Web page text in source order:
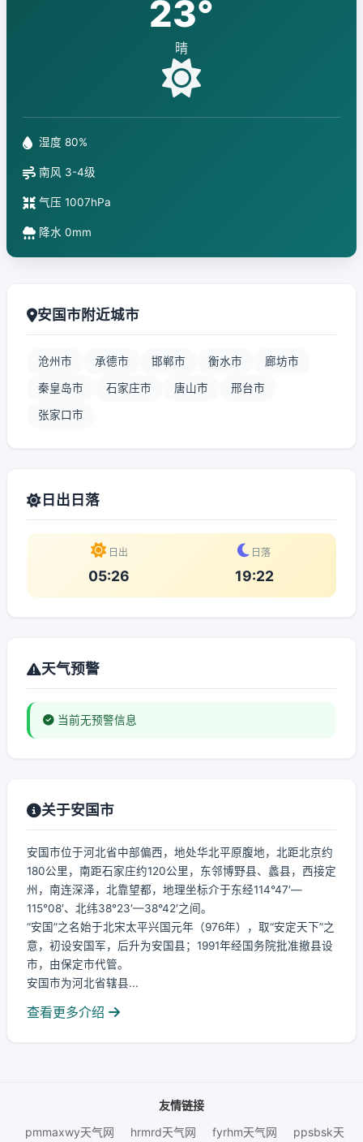
23°
晴
湿度 80%
南风 3-4级
气压 1007hPa
降水 0mm
安国市附近城市
沧州市 承德市 邯郸市 衡水市 廊坊市
秦皇岛市 石家庄市 唐山市 邢台市
张家口市
日出日落
日出
05:26
日落
19:22
天气预警
当前无预警信息
关于安国市
安国市位于河北省中部偏西，地处华北平原腹地，北距北京约
180公里，南距石家庄约120公里，东邻博野县、蠡县，西接定
州，南连深泽，北靠望都，地理坐标介于东经114°47′—
115°08′、北纬38°23′—38°42′之间。
“安国”之名始于北宋太平兴国元年（976年），取“安定天下”之
意，初设安国军，后升为安国县；1991年经国务院批准撤县设
市，由保定市代管。
安国市为河北省辖县...
查看更多介绍
友情链接
pmmaxwy天气网
hrmrd天气网 fyrhm天气网 ppsbsk天